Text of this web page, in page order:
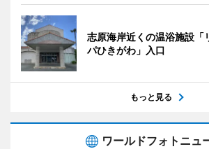
志原海岸近くの温浴施設「
パひきがわ」入口
もっと見る
ワールドフォトニュ